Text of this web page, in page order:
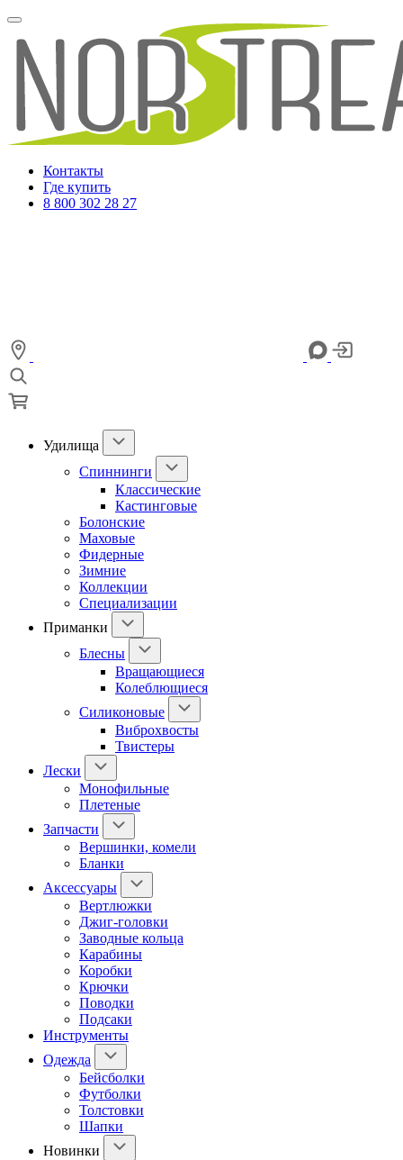
Контакты
Где купить
8 800 302 28 27
Удилища
Спиннинги
Классические
Кастинговые
Болонские
Маховые
Фидерные
Зимние
Коллекции
Специализации
Приманки
Блесны
Вращающиеся
Колеблющиеся
Силиконовые
Виброхвосты
Твистеры
Лески
Монофильные
Плетеные
Запчасти
Вершинки, комели
Бланки
Аксессуары
Вертлюжки
Джиг-головки
Заводные кольца
Карабины
Коробки
Крючки
Поводки
Подсаки
Инструменты
Одежда
Бейсболки
Футболки
Толстовки
Шапки
Новинки